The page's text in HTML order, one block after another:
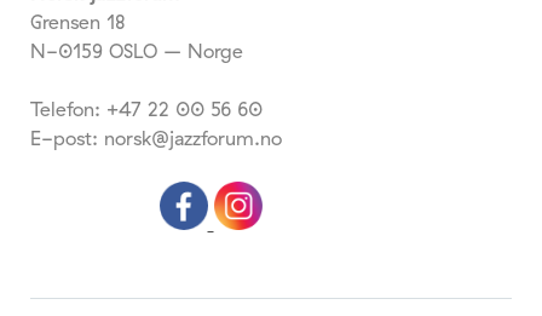
Grensen 18
N-0159 OSLO – Norge
Telefon: +47 22 00 56 60
E-post: norsk@jazzforum.no